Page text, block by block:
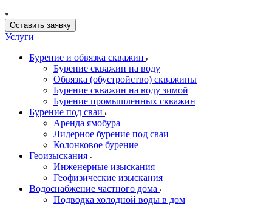
Оставить заявку
Услуги
Бурение и обвязка скважин
Бурение скважин на воду
Обвязка (обустройство) скважины
Бурение скважин на воду зимой
Бурение промышленных скважин
Бурение под сваи
Аренда ямобура
Лидерное бурение под сваи
Колонковое бурение
Геоизыскания
Инженерные изыскания
Геофизические изыскания
Водоснабжение частного дома
Подводка холодной воды в дом